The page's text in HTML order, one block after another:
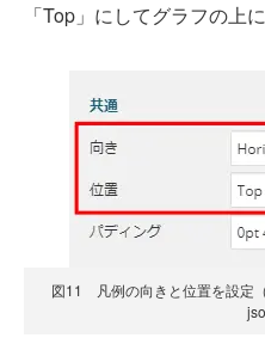
「Top」にしてグラフの上
図11 凡例の向きと位置を設定